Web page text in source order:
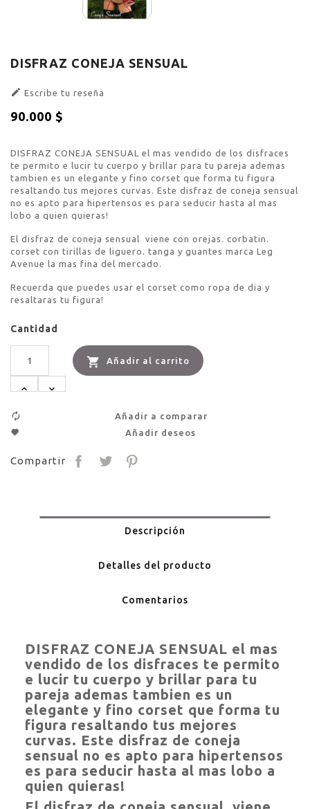
DISFRAZ CONEJA SENSUAL
 Escribe tu reseña
90.000 $
DISFRAZ CONEJA SENSUAL el mas vendido de los disfraces
te permito e lucir tu cuerpo y brillar para tu pareja ademas
tambien es un elegante y fino corset que forma tu figura
resaltando tus mejores curvas. Este disfraz de coneja sensual
no es apto para hipertensos es para seducir hasta al mas
lobo a quien quieras!
El disfraz de coneja sensual viene con orejas. corbatin.
corset con tirillas de liguero. tanga y guantes marca Leg
Avenue la mas fina del mercado.
Recuerda que puedes usar el corset como ropa de dia y
resaltaras tu figura!
Cantidad
 Añadir al carrito
Añadir a comparar
Añadir deseos
Compartir
Descripción
Detalles del producto
Comentarios
DISFRAZ CONEJA SENSUAL el mas
vendido de los disfraces te permito
e lucir tu cuerpo y brillar para tu
pareja ademas tambien es un
elegante y fino corset que forma tu
figura resaltando tus mejores
curvas. Este disfraz de coneja
sensual no es apto para hipertensos
es para seducir hasta al mas lobo a
quien quieras!